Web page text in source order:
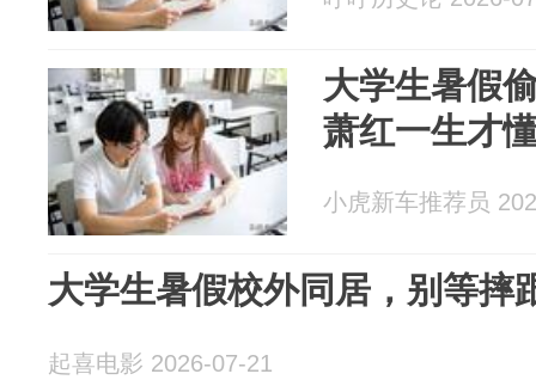
大学生暑假
萧红一生才
小虎新车推荐员
大学生暑假校外同居，别等摔
起喜电影 2026-07-21